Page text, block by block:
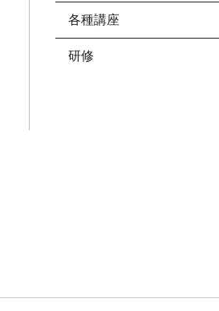
各種講座
研修